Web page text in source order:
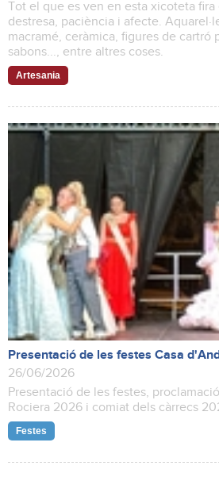
Tot el que es ven en esta xicoteta fira
destresa, paciència i afecte.
macramé, ceràmica, figures de cartró
sabons..., entre altres coses.
Artesania
Presentació de les festes Casa
26/06/2026
Presentació de les festes,
Rociera 2026 i comiat dels càrrecs
Festes